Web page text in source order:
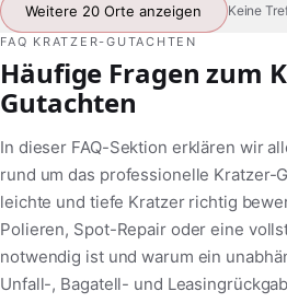
Weitere 20 Orte anzeigen Keine
FAQ KRATZER-GUTACHTEN
Häufige Fragen zum
Gutachten
In dieser FAQ-Sektion erklären wir
rund um das professionelle Kratzer-
leichte und tiefe Kratzer richtig
Polieren, Spot-Repair oder eine
notwendig ist und warum ein
Unfall-, Bagatell- und